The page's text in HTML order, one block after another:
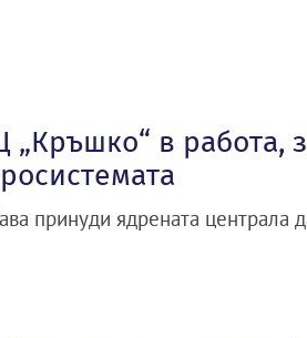
в работа,
принуди ядрената централа